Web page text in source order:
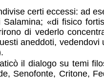
certi eccessi: ad
di fisico
di vederlo
aneddoti, vedendovi
il dialogo su temi
Senofonte, Critone,